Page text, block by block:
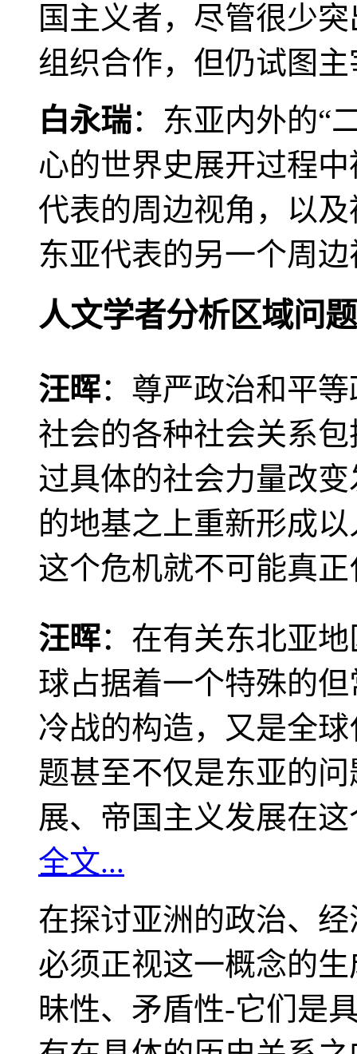
国主义者，尽管很少
组织合作，但仍试图
白永瑞：东亚内外的“
心的世界史展开过程
代表的周边视角，以
东亚代表的另一个周
人文学者分析区域问题
汪晖：尊严政治和平
社会的各种社会关系
过具体的社会力量改
的地基之上重新形成
这个危机就不可能真
汪晖：在有关东北亚
球占据着一个特殊的
冷战的构造，又是全
题甚至不仅是东亚的
展、帝国主义发展在
全文...
在探讨亚洲的政治、
必须正视这一概念的
昧性、矛盾性-它们是